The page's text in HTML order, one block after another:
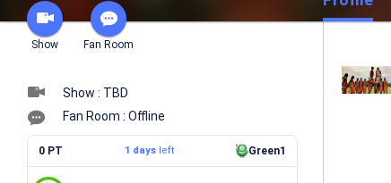
Show Fan Room
Show : TBD
Fan Room : Offline
0 PT 1 daysleft Green1